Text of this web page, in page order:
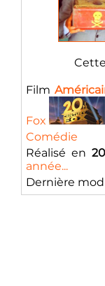
Film
Fox
Comédie
Réalisé en
année...
Dernière